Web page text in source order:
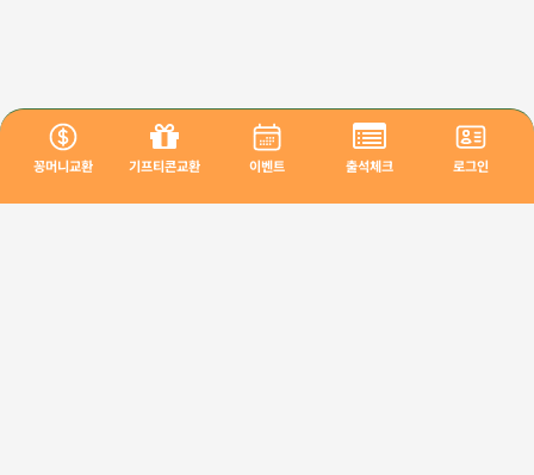
꽁머니교환 기프티콘교환 이벤트 출석체크 로그인